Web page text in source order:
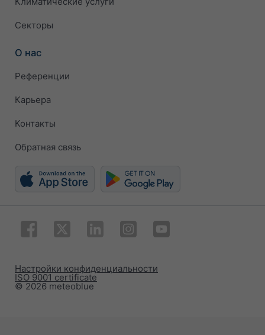
Секторы
О нас
Референции
Карьера
Контакты
Обратная связь
© 2026 meteoblue
ISO 9001 certificate
Настройки конфиденциальности